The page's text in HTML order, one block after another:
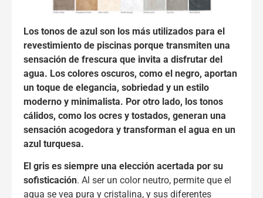
Los tonos de azul son los más utilizados para el
revestimiento de piscinas porque transmiten una
sensación de frescura que invita a disfrutar del
agua. Los colores oscuros, como el negro, aportan
un toque de elegancia, sobriedad y un estilo
moderno y minimalista. Por otro lado, los tonos
cálidos, como los ocres y tostados, generan una
sensación acogedora y transforman el agua en un
azul turquesa.
El gris es siempre una elección acertada por su
sofisticación. Al ser un color neutro, permite que el
agua se vea pura y cristalina, y sus diferentes